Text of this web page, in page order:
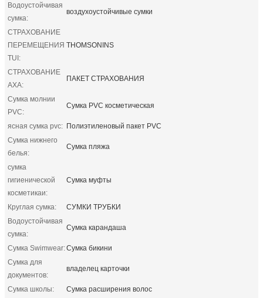
Водоустойчивая
сумка:
воздухоустойчивые сумки
СТРАХОВАНИЕ
ПЕРЕМЕЩЕНИЯ
TUI:
THOMSONINS
СТРАХОВАНИЕ
AXA:
ПАКЕТ СТРАХОВАНИЯ
Сумка молнии
PVC:
Сумка PVC косметическая
ясная сумка pvc: Полиэтиленовый пакет PVC
Сумка нижнего
белья:
Сумка пляжа
сумка
гигиенической
косметикаи:
Сумка муфты
Круглая сумка:
СУМКИ ТРУБКИ
Водоустойчивая
сумка:
Сумка карандаша
Сумка Swimwear:Сумка бикини
Сумка для
документов:
владелец карточки
Сумка школы:
Сумка расширения волос